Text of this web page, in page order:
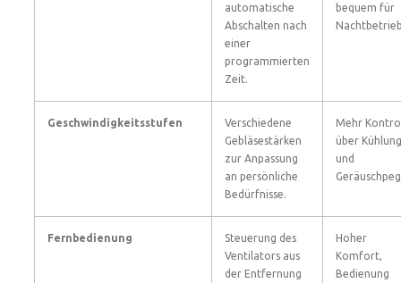
automatische
Abschalten nach
einer
programmierten
Zeit.
bequem für
Geschwindigkeitsstufen
Verschiedene
Gebläsestärken
zur Anpassung
an persönliche
Bedürfnisse.
Mehr
über Kühlung
und
Fernbedienung
Steuerung des
Ventilators aus
der Entfernung
Hoher
Komfort,
Bedienung